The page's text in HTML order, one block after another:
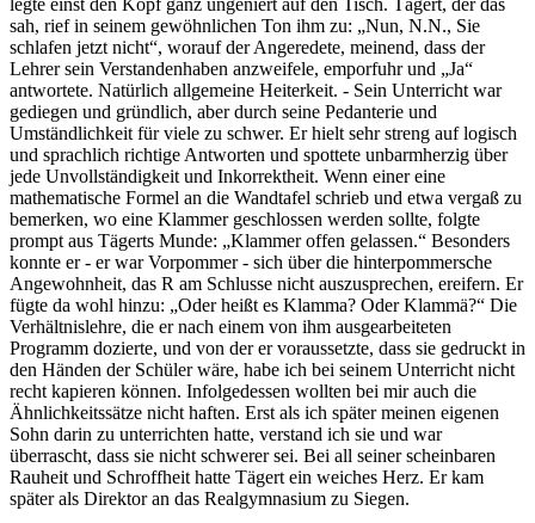
legte einst den Kopf ganz ungeniert auf den Tisch. Tägert, der das
sah, rief in seinem gewöhnlichen Ton ihm zu:
Nun, N.N., Sie
schlafen jetzt nicht , worauf der Angeredete, meinend, dass der
Lehrer sein Verstandenhaben anzweifele, emporfuhr und
Ja
antwortete. Natürlich allgemeine Heiterkeit. - Sein Unterricht war
gediegen und gründlich, aber durch seine Pedanterie und
Umständlichkeit für viele zu schwer. Er hielt sehr streng auf logisch
und sprachlich richtige Antworten und spottete unbarmherzig über
jede Unvollständigkeit und Inkorrektheit. Wenn einer eine
mathematische Formel an die Wandtafel schrieb und etwa vergaß zu
bemerken, wo eine Klammer geschlossen werden sollte, folgte
prompt aus Tägerts Munde:
Klammer offen gelassen.
Besonders
konnte er - er war Vorpommer - sich über die hinterpommersche
Angewohnheit, das R am Schlusse nicht auszusprechen, ereifern. Er
fügte da wohl hinzu:
Oder heißt es Klamma? Oder Klammä?
Die
Verhältnislehre, die er nach einem von ihm ausgearbeiteten
Programm dozierte, und von der er voraussetzte, dass sie gedruckt in
den Händen der Schüler wäre, habe ich bei seinem Unterricht nicht
recht kapieren können. Infolgedessen wollten bei mir auch die
Ähnlichkeitssätze nicht haften. Erst als ich später meinen eigenen
Sohn darin zu unterrichten hatte, verstand ich sie und war
überrascht, dass sie nicht schwerer sei. Bei all seiner scheinbaren
Rauheit und Schroffheit hatte Tägert ein weiches Herz. Er kam
später als Direktor an das Realgymnasium zu Siegen.